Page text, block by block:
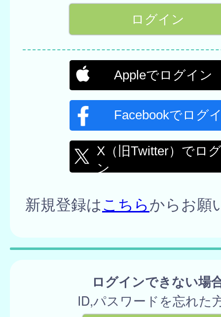
Appleでログイン
Facebookでログ
X（旧Twitter）でロ
ン
新規登録はこちらからお願
ログインできない場
ID,パスワードを忘れた